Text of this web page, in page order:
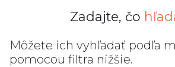
Zadajte, čo
Môžete ich vyhľadať podľa
pomocou filtra nižšie.